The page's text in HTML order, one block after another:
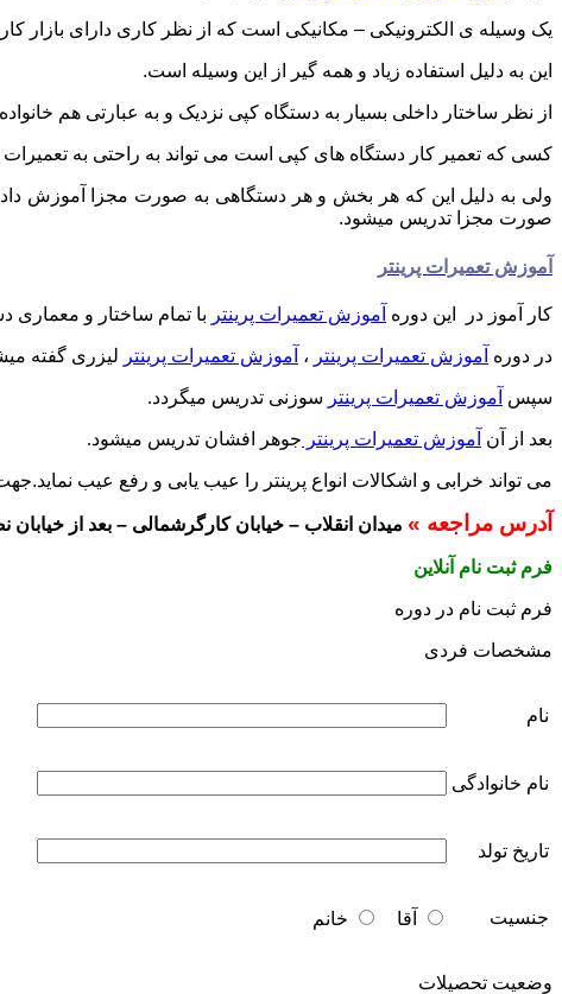
یک وسیله ی الکترونیکی – مکانیکی است که از نظر کاری دارای بازار
این به دلیل استفاده زیاد و همه گیر از این وسیله است.
از نظر ساختار داخلی بسیار به دستگاه کپی نزدیک و به عبارتی هم
کسی که تعمیر کار دستگاه های کپی است می تواند به راحتی به تعمیرات
ولی به دلیل این که هر بخش و هر دستگاهی به صورت مجزا آموزش
صورت مجزا تدریس میشود.
آموزش تعمیرات پرینتر
کار آموز در این دوره آموزش تعمیرات پرینتر با تمام ساختار و معماری
در دوره آموزش تعمیرات پرینتر ، آموزش تعمیرات پرینتر لیزری گفته
سپس آموزش تعمیرات پرینتر سوزنی تدریس میگردد.
بعد از آن آموزش تعمیرات پرینتر جوهر افشان تدریس میشود.
می تواند خرابی و اشکالات انواع پرینتر را عیب یابی و رفع عیب
آدرس مراجعه » میدان انقلاب – خیابان کارگرشمالی – بعد از خیابان نصرت –
فرم ثبت نام آنلاین
فرم ثبت نام در دوره
مشخصات فردی
نام
نام خانوادگی
تاریخ تولد
جنسیت آقا خانم
وضعیت تحصیلات